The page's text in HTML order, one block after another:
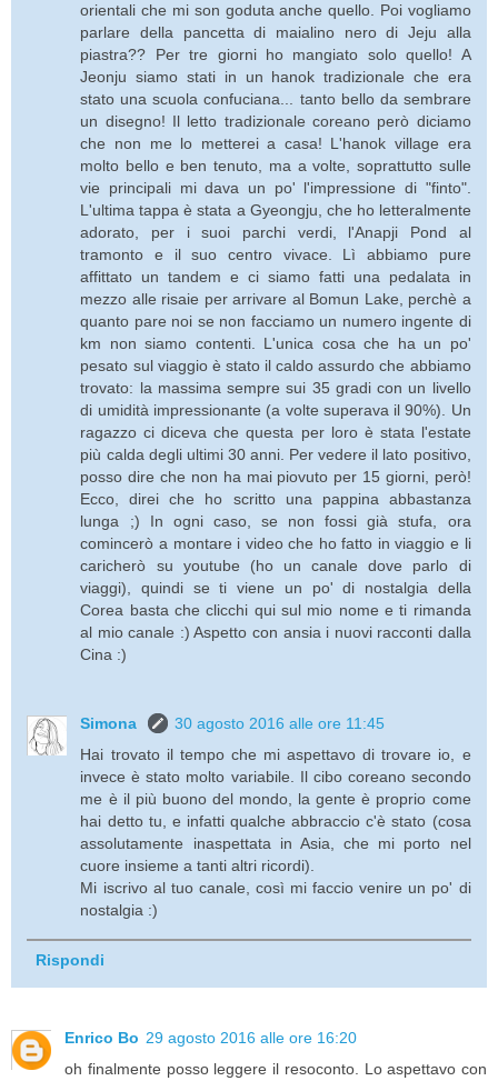
orientali che mi son goduta anche quello. Poi vogliamo
parlare della pancetta di maialino nero di Jeju alla
piastra?? Per tre giorni ho mangiato solo quello! A
Jeonju siamo stati in un hanok tradizionale che era
stato una scuola confuciana... tanto bello da sembrare
un disegno! Il letto tradizionale coreano però diciamo
che non me lo metterei a casa! L'hanok village era
molto bello e ben tenuto, ma a volte, soprattutto sulle
vie principali mi dava un po' l'impressione di "finto".
L'ultima tappa è stata a Gyeongju, che ho letteralmente
adorato, per i suoi parchi verdi, l'Anapji Pond al
tramonto e il suo centro vivace. Lì abbiamo pure
affittato un tandem e ci siamo fatti una pedalata in
mezzo alle risaie per arrivare al Bomun Lake, perchè a
quanto pare noi se non facciamo un numero ingente di
km non siamo contenti. L'unica cosa che ha un po'
pesato sul viaggio è stato il caldo assurdo che abbiamo
trovato: la massima sempre sui 35 gradi con un livello
di umidità impressionante (a volte superava il 90%). Un
ragazzo ci diceva che questa per loro è stata l'estate
più calda degli ultimi 30 anni. Per vedere il lato positivo,
posso dire che non ha mai piovuto per 15 giorni, però!
Ecco, direi che ho scritto una pappina abbastanza
lunga ;) In ogni caso, se non fossi già stufa, ora
comincerò a montare i video che ho fatto in viaggio e li
caricherò su youtube (ho un canale dove parlo di
viaggi), quindi se ti viene un po' di nostalgia della
Corea basta che clicchi qui sul mio nome e ti rimanda
al mio canale :) Aspetto con ansia i nuovi racconti dalla
Cina :)
Simona
30 agosto 2016 alle ore 11:45
Hai trovato il tempo che mi aspettavo di trovare io, e
invece è stato molto variabile. Il cibo coreano secondo
me è il più buono del mondo, la gente è proprio come
hai detto tu, e infatti qualche abbraccio c'è stato (cosa
assolutamente inaspettata in Asia, che mi porto nel
cuore insieme a tanti altri ricordi).
Mi iscrivo al tuo canale, così mi faccio venire un po' di
nostalgia :)
Rispondi
Enrico Bo 29 agosto 2016 alle ore 16:20
oh finalmente posso leggere il resoconto. Lo aspettavo con